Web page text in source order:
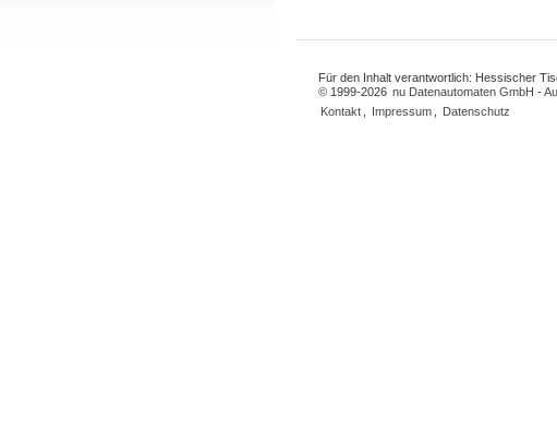
Für den Inhalt verantwortlich: Hessischer
© 1999-2026 nu Datenautomaten GmbH -
Kontakt
Impressum Datenschutz